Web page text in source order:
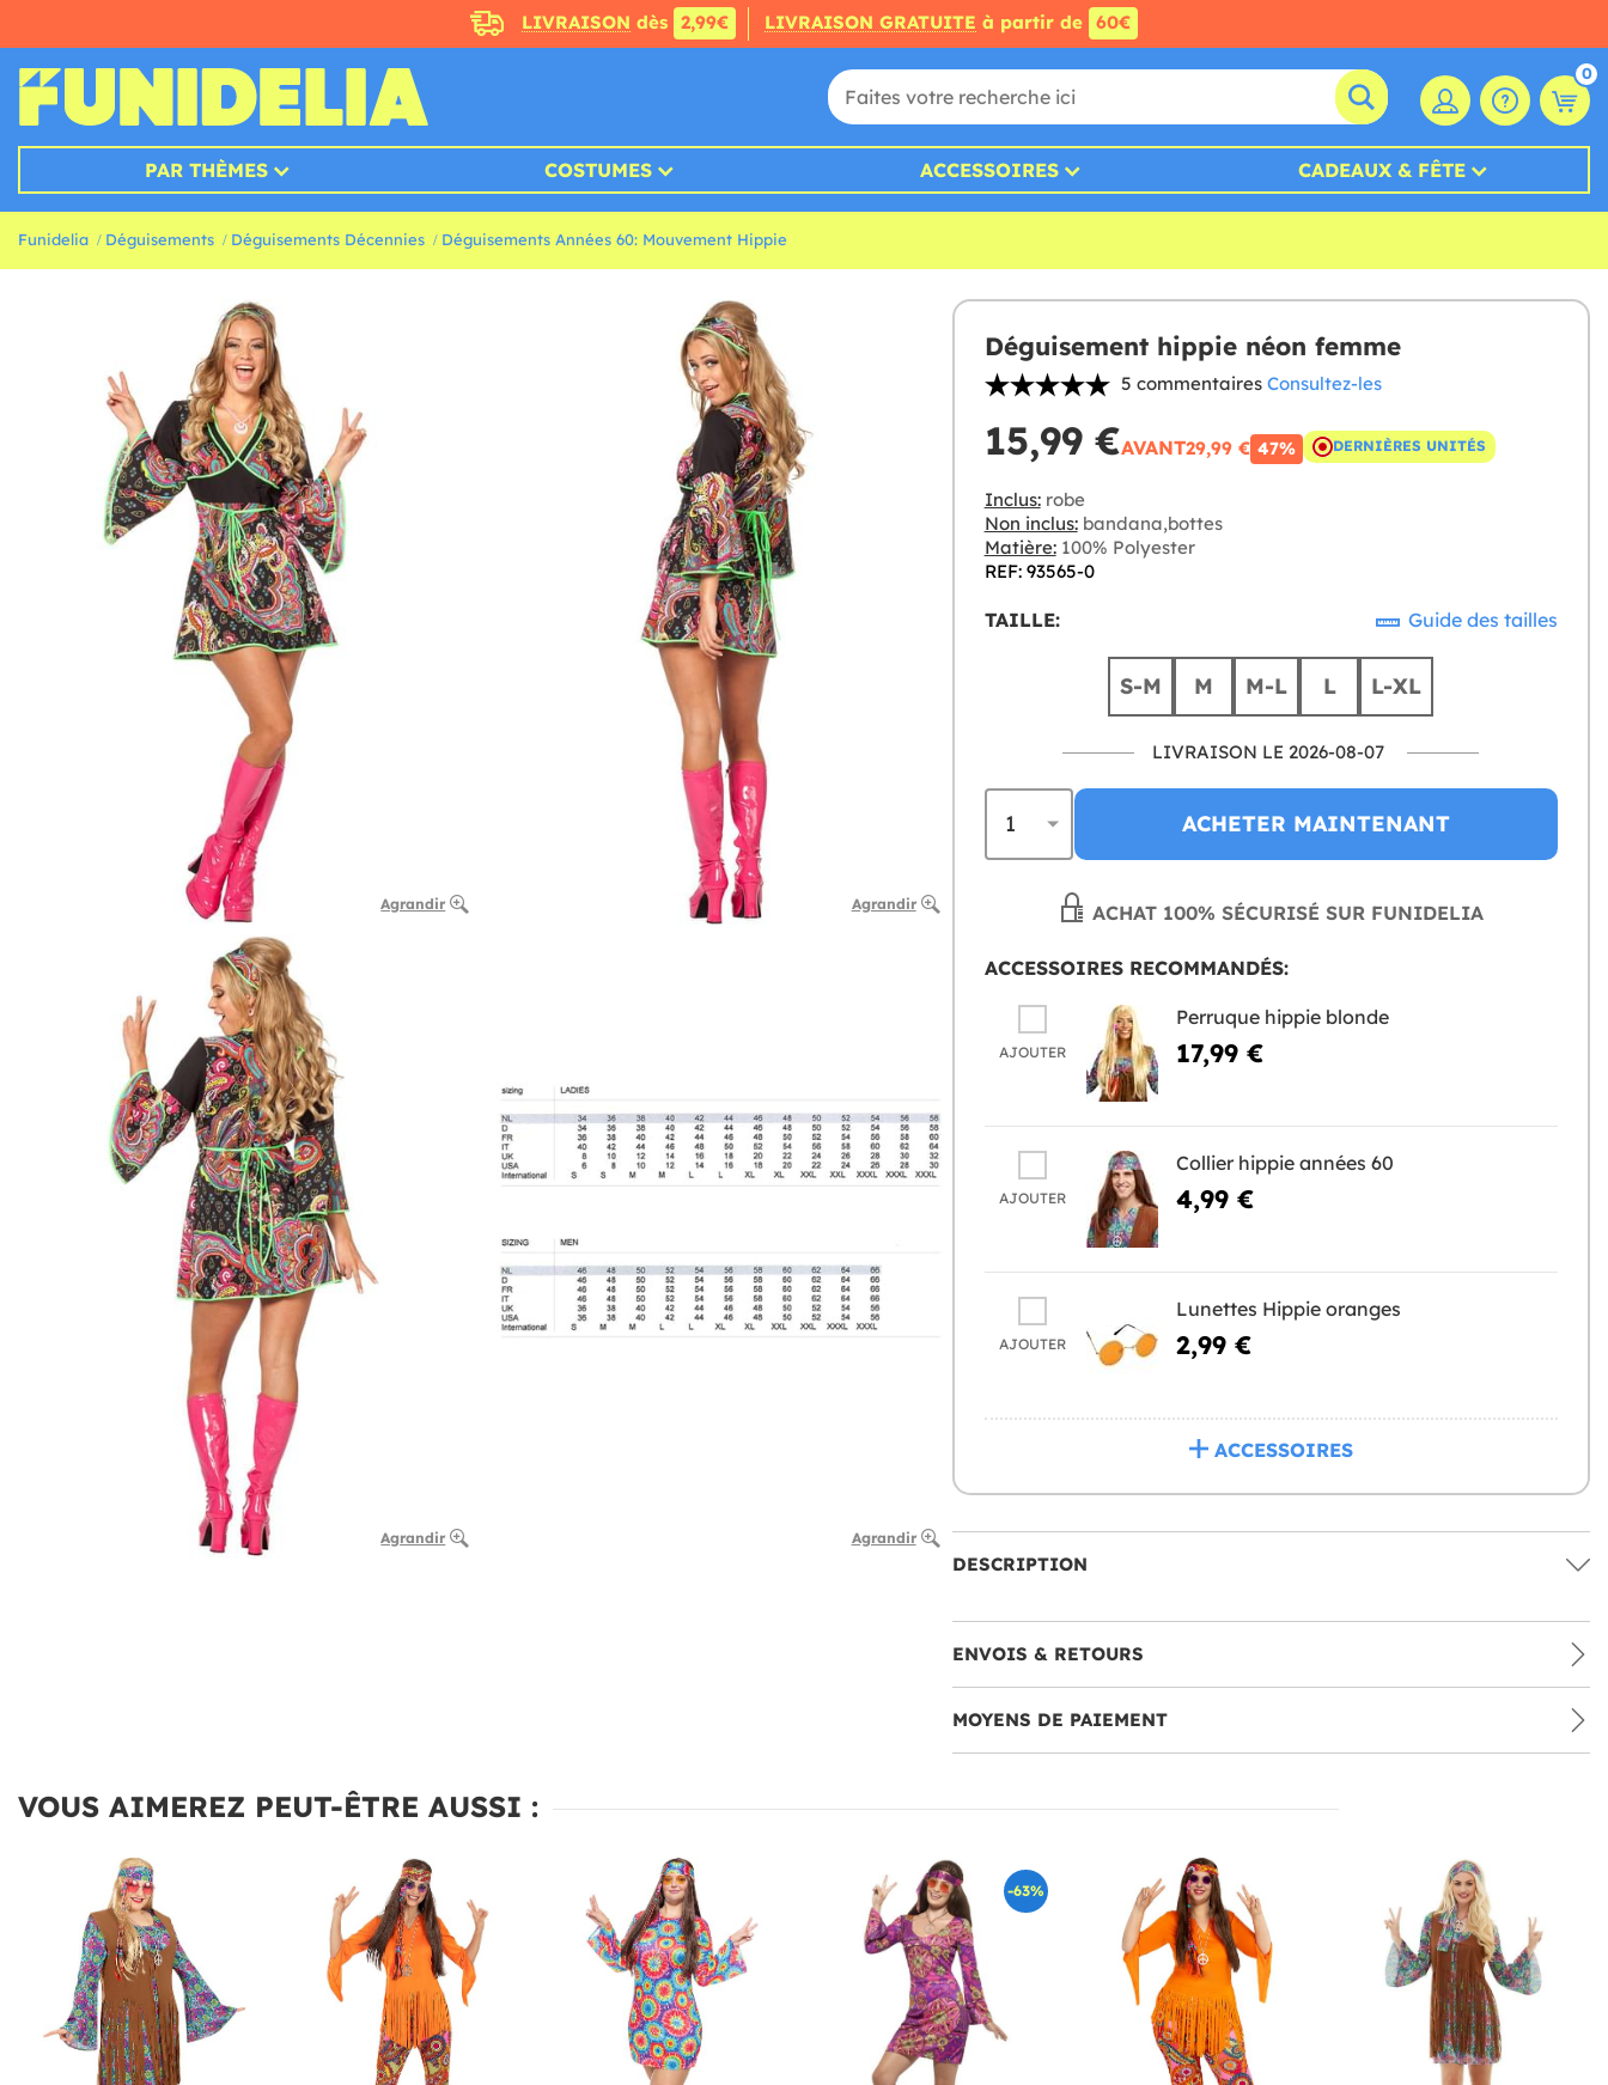
LIVRAISON dès 2,99€ LIVRAISON GRATUITE à partir de 60€
0
PAR THÈMES COSTUMES ACCESSOIRES CADEAUX & FÊTE
Funidelia Déguisements Déguisements Décennies Déguisements Années 60: Mouvement Hippie
Agrandir Agrandir
Agrandir Agrandir
Déguisement hippie néon femme
5 commentaires Consultez-les
15,99 €AVANT29,99 € 47% DERNIÈRES UNITÉS
Inclus:robe
Non inclus:bandana,bottes
Matière:100% Polyester
REF: 93565-0
TAILLE: Guide des tailles
S-M M M-L L L-XL
LIVRAISON LE 2026-08-07
ACHETER MAINTENANT
ACHAT 100% SÉCURISÉ SUR FUNIDELIA
ACCESSOIRES RECOMMANDÉS:
AJOUTER
Perruque hippie blonde
17,99 €
AJOUTER
Collier hippie années 60
4,99 €
AJOUTER
Lunettes Hippie oranges
2,99 €
ACCESSOIRES
DESCRIPTION
ENVOIS & RETOURS
MOYENS DE PAIEMENT
VOUS AIMEREZ PEUT-ÊTRE AUSSI :
-63%